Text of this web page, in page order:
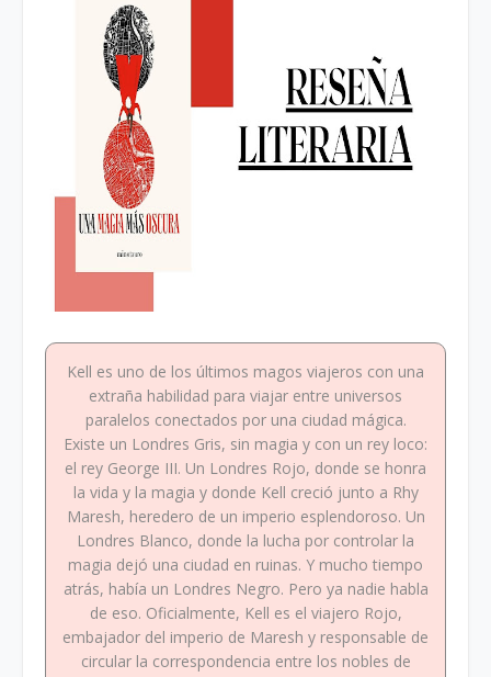
Kell es uno de los últimos magos viajeros con una
extraña habilidad para viajar entre universos
paralelos conectados por una ciudad mágica.
Existe un Londres Gris, sin magia y con un rey loco:
el rey George III. Un Londres Rojo, donde se honra
la vida y la magia y donde Kell creció junto a Rhy
Maresh, heredero de un imperio esplendoroso. Un
Londres Blanco, donde la lucha por controlar la
magia dejó una ciudad en ruinas. Y mucho tiempo
atrás, había un Londres Negro. Pero ya nadie habla
de eso. Oficialmente, Kell es el viajero Rojo,
embajador del imperio de Maresh y responsable de
circular la correspondencia entre los nobles de